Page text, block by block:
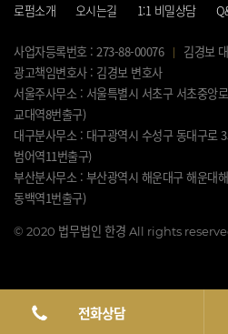
전화상담
로펌소개 오시는길 1:1 비밀상담
사업자등록번호 : 273-88-00076
김경보
광고책임변호사 : 김경보 변호사
서울주사무소 : 서울특별시 서초구 서초중앙
교대역8번출구)
대구분사무소 : 대구광역시 수성구 동대구로
범어역11번출구)
부산분사무소 : 부산광역시 해운대구 해운대
동백역1번출구)
© 2020 법무법인 한경 All rights